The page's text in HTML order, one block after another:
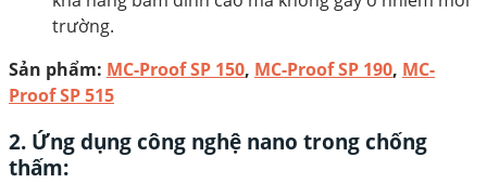
trường.
Sản phẩm: MC-Proof SP 150, MC-Proof SP 190, MC-
Proof SP 515
2. Ứng dụng công nghệ nano trong chống
thấm: